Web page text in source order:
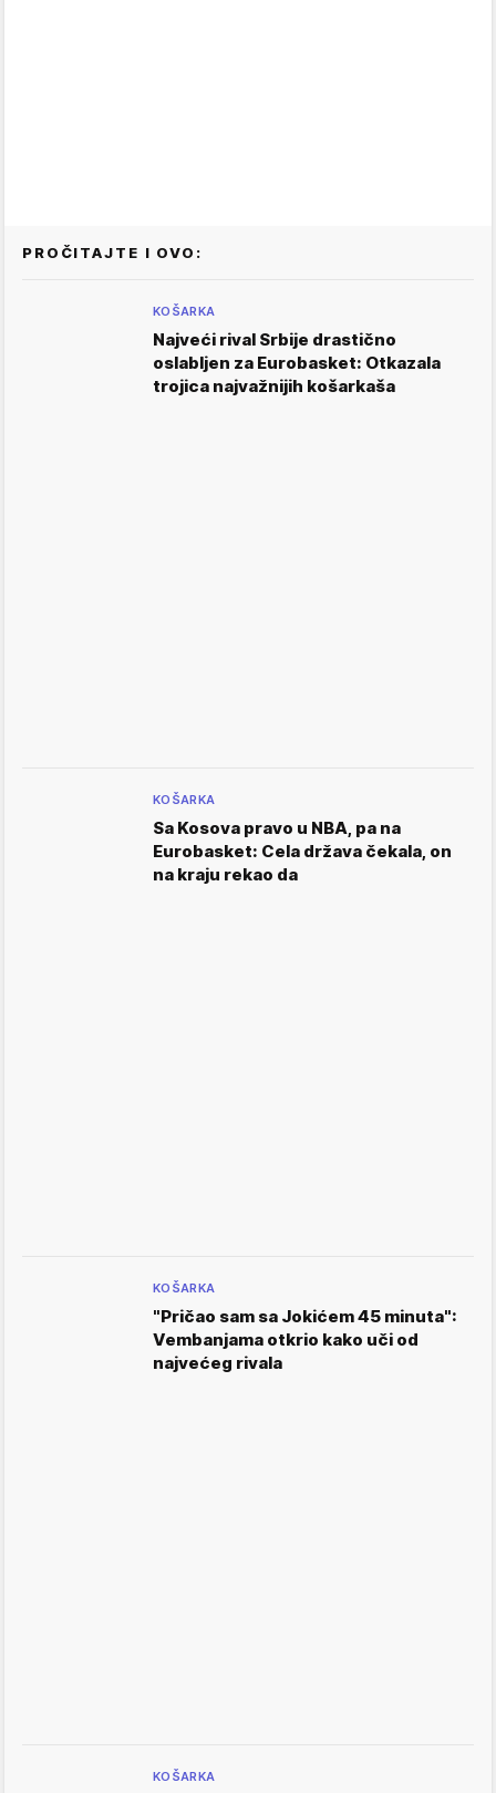
PROČITAJTE I OVO:
KOŠARKA
Najveći rival Srbije drastično
oslabljen za Eurobasket: Otkazala
trojica najvažnijih košarkaša
KOŠARKA
Sa Kosova pravo u NBA, pa na
Eurobasket: Cela država čekala, on
na kraju rekao da
KOŠARKA
"Pričao sam sa Jokićem 45 minuta":
Vembanjama otkrio kako uči od
najvećeg rivala
KOŠARKA